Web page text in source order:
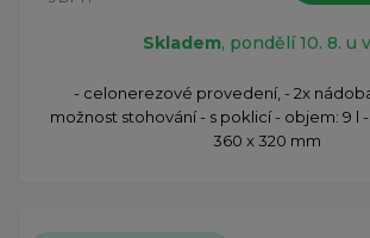
Skladem, pondělí 10. 8. u
- celonerezové provedení, - 2x
možnost stohování - s poklicí - objem: 9 l
360 x 320 mm